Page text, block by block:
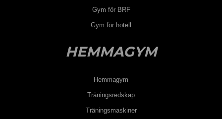
Gym för BRF
Gym för hotell
HEMMAGYM
Hemmagym
Träningsredskap
Träningsmaskiner